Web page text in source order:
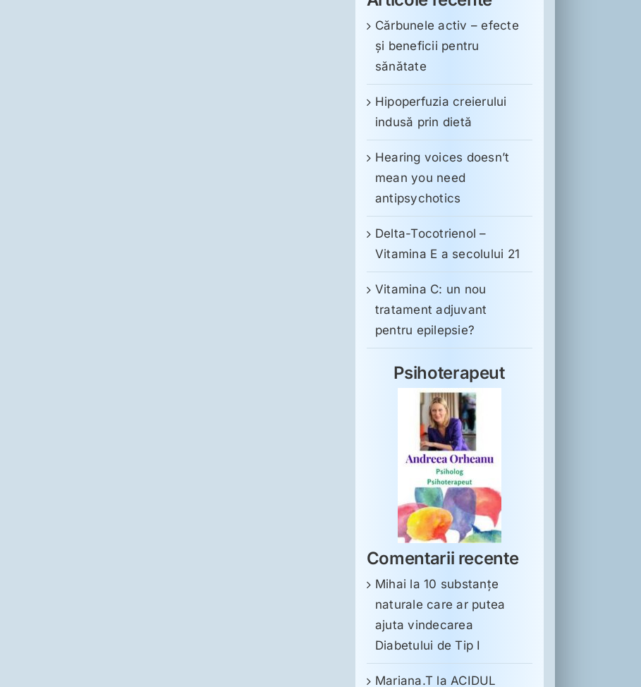
Cărbunele activ – efecte
și beneficii pentru
sănătate
Hipoperfuzia creierului
indusă prin dietă
Hearing voices doesn’t
mean you need
antipsychotics
Delta-Tocotrienol –
Vitamina E a secolului 21
Vitamina C: un nou
tratament adjuvant
pentru epilepsie?
Psihoterapeut
Comentarii recente
Mihai la10 substanţe
naturale care ar putea
ajuta vindecarea
Diabetului de Tip I
Mariana.T la ACIDUL